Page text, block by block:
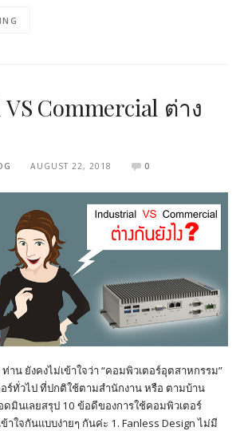
Commercial ต่าง
AUGUST 22, 2018 0
าน ยังคงไม่เข้าใจว่า “คอมพิวเตอร์อุตสาหกรรม”
ร์ทั่วไป ที่ปกติใช้ตามสำนักงาน หรือ ตามบ้าน
ดมินเลยสรุป 10 ข้อดีของการใช้คอมพิวเตอร์
าใจกันแบบง่ายๆ กันค่ะ 1. Fanless Design ไม่มี